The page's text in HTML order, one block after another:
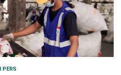
PERS